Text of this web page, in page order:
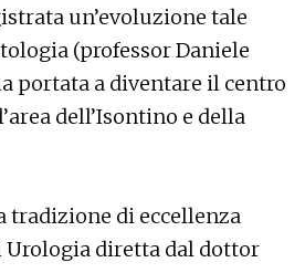
un’evoluzione tale
(professor Daniele
portata a diventare il centro
dell’Isontino e della
tradizione di eccellenza
Urologia diretta dal dottor